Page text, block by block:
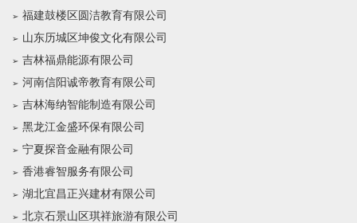
福建鼓楼区圆洁教育有限公司
山东历城区坤俊文化有限公司
吉林福鼎能源有限公司
河南信阳诚帝教育有限公司
吉林海纳智能制造有限公司
黑龙江金盛环保有限公司
宁夏探音金融有限公司
香港睿智服务有限公司
湖北宜昌正兴建材有限公司
北京石景山区琪祥旅游有限公司